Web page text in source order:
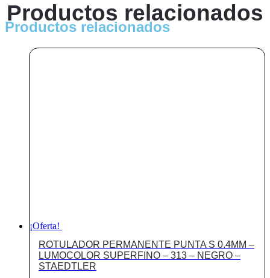
Productos relacionados
Productos relacionados
¡Oferta!
ROTULADOR PERMANENTE PUNTA S 0.4MM –
LUMOCOLOR SUPERFINO – 313 – NEGRO –
STAEDTLER